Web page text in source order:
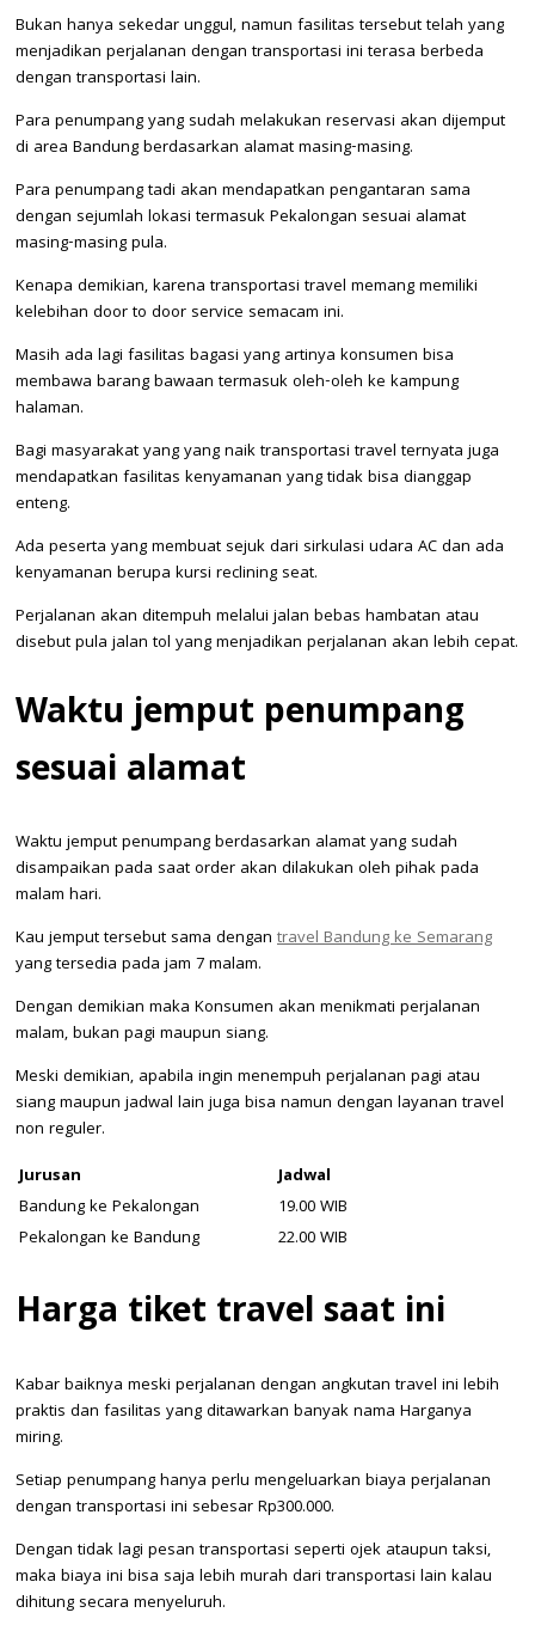
Bukan hanya sekedar unggul, namun fasilitas tersebut telah yang
menjadikan perjalanan dengan transportasi ini terasa berbeda
dengan transportasi lain.
Para penumpang yang sudah melakukan reservasi akan dijemput
di area Bandung berdasarkan alamat masing-masing.
Para penumpang tadi akan mendapatkan pengantaran sama
dengan sejumlah lokasi termasuk Pekalongan sesuai alamat
masing-masing pula.
Kenapa demikian, karena transportasi travel memang memiliki
kelebihan door to door service semacam ini.
Masih ada lagi fasilitas bagasi yang artinya konsumen bisa
membawa barang bawaan termasuk oleh-oleh ke kampung
halaman.
Bagi masyarakat yang yang naik transportasi travel ternyata juga
mendapatkan fasilitas kenyamanan yang tidak bisa dianggap
enteng.
Ada peserta yang membuat sejuk dari sirkulasi udara AC dan ada
kenyamanan berupa kursi reclining seat.
Perjalanan akan ditempuh melalui jalan bebas hambatan atau
disebut pula jalan tol yang menjadikan perjalanan akan lebih cepat.
Waktu jemput penumpang
sesuai alamat
Waktu jemput penumpang berdasarkan alamat yang sudah
disampaikan pada saat order akan dilakukan oleh pihak pada
malam hari.
Kau jemput tersebut sama dengan travel Bandung ke Semarang
yang tersedia pada jam 7 malam.
Dengan demikian maka Konsumen akan menikmati perjalanan
malam, bukan pagi maupun siang.
Meski demikian, apabila ingin menempuh perjalanan pagi atau
siang maupun jadwal lain juga bisa namun dengan layanan travel
non reguler.
Jurusan
Jadwal
Bandung ke Pekalongan
19.00 WIB
Pekalongan ke Bandung
22.00 WIB
Harga tiket travel saat ini
Kabar baiknya meski perjalanan dengan angkutan travel ini lebih
praktis dan fasilitas yang ditawarkan banyak nama Harganya
miring.
Setiap penumpang hanya perlu mengeluarkan biaya perjalanan
dengan transportasi ini sebesar Rp300.000.
Dengan tidak lagi pesan transportasi seperti ojek ataupun taksi,
maka biaya ini bisa saja lebih murah dari transportasi lain kalau
dihitung secara menyeluruh.